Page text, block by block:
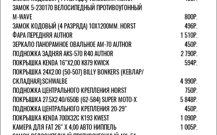
ЗАМОК 5-230170 ВЕЛОСИПЕДНЫЙ ПРОТИВОУГОННЫЙ
M-WAVE
800Р.
ЗАМОК КОДОВЫЙ (4 РАЗРЯДА) 10Х1200ММ. HORST
496Р.
ФАРА ПЕРЕДНЯЯ AUTHOR
1 510Р.
ЗЕРКАЛО ПАНОРАМНОЕ ОВАЛЬНОЕ AM-70 AUTHOR
450Р.
ПОДНОЖКА ЗАДНЯЯ AKS-570 R40 AUTHOR
2 790Р.
ПОКРЫШКА KENDA 16"Х2,00 K879 KWICK
594Р.
ПОКРЫШКА 24X2.00 (50-507) BILLY BONKERS (КЕВЛАР/
СКЛАДНАЯ).SCHWALBE
4 990Р.
ПОДНОЖКА ЦЕНТРАЛЬНОГО КРЕПЛЕНИЯ HORST
750Р.
ПОКРЫШКА 27.5X2.40/650B (62-584) SUPER MOTO-X
5 848Р.
ПОДНОЖКА ЦЕНТРАЛЬНОГО КРЕПЛЕНИЯ 20-29"
450Р.
ПОКРЫШКА KENDA 700Х32С K193 KWEST
1 090Р.
КАМЕРА ДЛЯ FAT 26" X 4,00 АВТО НИППЕЛЬ
1 005Р.